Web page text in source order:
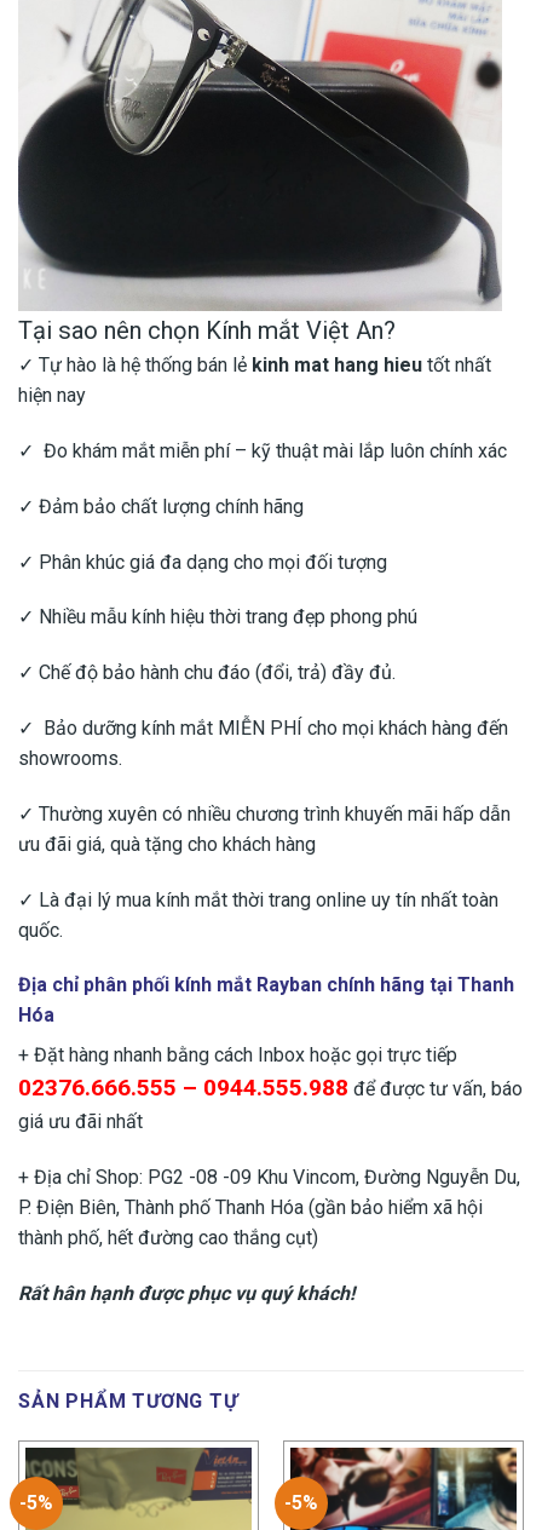
Tại sao nên chọn Kính mắt Việt An?
✓ Tự hào là hệ thống bán lẻ kinh mat hang hieu tốt nhất
hiện nay
✓ Đo khám mắt miễn phí – kỹ thuật mài lắp luôn chính xác
✓ Đảm bảo chất lượng chính hãng
✓ Phân khúc giá đa dạng cho mọi đối tượng
✓ Nhiều mẫu kính hiệu thời trang đẹp phong phú
✓ Chế độ bảo hành chu đáo (đổi, trả) đầy đủ.
✓ Bảo dưỡng kính mắt MIỄN PHÍ cho mọi khách hàng đến
showrooms.
✓ Thường xuyên có nhiều chương trình khuyến mãi hấp dẫn
ưu đãi giá, quà tặng cho khách hàng
✓ Là đại lý mua kính mắt thời trang online uy tín nhất toàn
quốc.
Địa chỉ phân phối kính mắt Rayban chính hãng tại Thanh
Hóa
+ Đặt hàng nhanh bằng cách Inbox hoặc gọi trực tiếp
02376.666.555 – 0944.555.988 để được tư vấn, báo
giá ưu đãi nhất
+ Địa chỉ Shop: PG2 -08 -09 Khu Vincom, Đường Nguyễn Du,
P. Điện Biên, Thành phố Thanh Hóa (gần bảo hiểm xã hội
thành phố, hết đường cao thắng cụt)
Rất hân hạnh được phục vụ quý khách!
SẢN PHẨM TƯƠNG TỰ
-5% -5%